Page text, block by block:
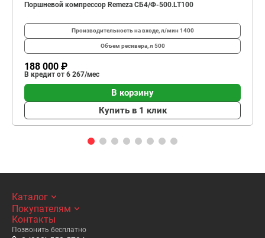
Поршневой компрессор Remeza СБ4/Ф-500.LT100
Производительность на входе, л/мин 1400
Объем ресивера, л 500
188 000 ₽
В кредит от 6 267/мес
В корзину
Купить в 1 клик
Каталог
Покупателям
Контакты
Позвонить бесплатно